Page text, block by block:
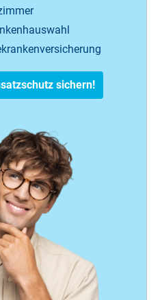
sichern!